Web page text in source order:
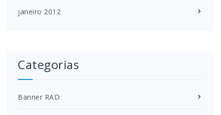
janeiro 2012
Categorias
Banner RAD